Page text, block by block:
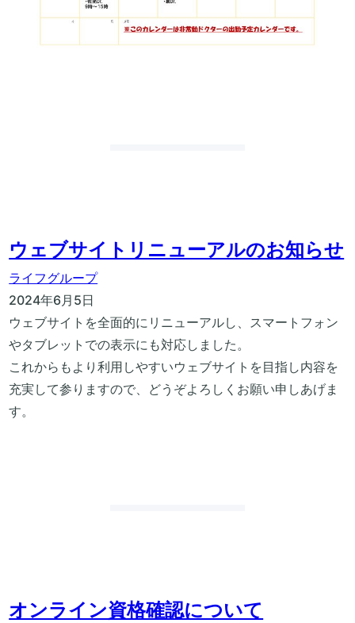
ウェブサイトリニューアルのお知らせ
ライフグループ
2024年6月5日
ウェブサイトを全面的にリニューアルし、スマートフォン
やタブレットでの表示にも対応しました。
これからもより利用しやすいウェブサイトを目指し内容を
充実して参りますので、どうぞよろしくお願い申しあげま
す。
オンライン資格確認について